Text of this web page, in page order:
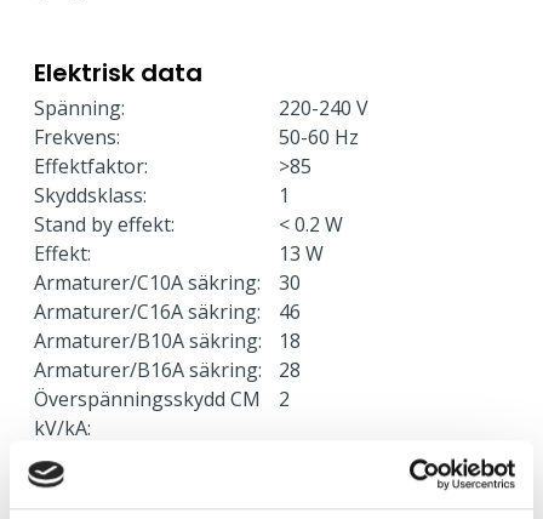
Elektrisk data
Spänning:
220-240 V
Frekvens:
50-60 Hz
Effektfaktor:
>85
Skyddsklass:
1
Stand by effekt:
< 0.2 W
Effekt:
13 W
Armaturer/C10A säkring:
30
Armaturer/C16A säkring:
46
Armaturer/B10A säkring:
18
Armaturer/B16A säkring:
28
Överspänningsskydd CM
kV/kA:
2
Överspänningsskydd DM
kV/kA: